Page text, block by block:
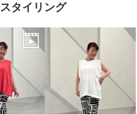
タイリング